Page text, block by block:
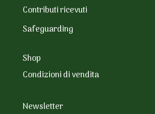
Contributi ricevuti
Safeguarding
Shop
Condizioni di vendita
Newsletter